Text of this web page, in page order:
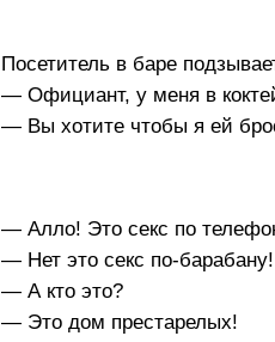
Посетитель в баре
— Официант, у меня в
— Вы хотите чтобы я ей
— Алло! Это секс по
— Нет это секс по-барабану!
— А кто это?
— Это дом престарелых!